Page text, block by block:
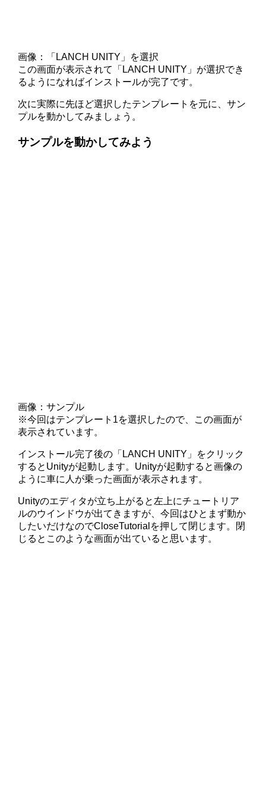
画像：「LANCH UNITY」を選択
この画面が表示されて「LANCH UNITY」が選択でき
るようになればインストールが完了です。
次に実際に先ほど選択したテンプレートを元に、サン
プルを動かしてみましょう。
サンプルを動かしてみよう
画像：サンプル
※今回はテンプレート1を選択したので、この画面が
表示されています。
インストール完了後の「LANCH UNITY」をクリック
するとUnityが起動します。Unityが起動すると画像の
ように車に人が乗った画面が表示されます。
Unityのエディタが立ち上がると左上にチュートリア
ルのウインドウが出てきますが、今回はひとまず動か
したいだけなのでCloseTutorialを押して閉じます。閉
じるとこのような画面が出ていると思います。